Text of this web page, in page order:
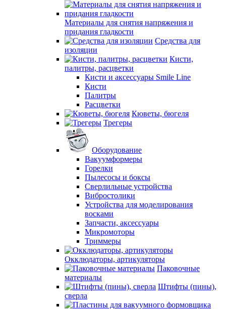
Материалы для снятия напряжения и
придания гладкости
Средства для
изоляции
Кисти,
палитры, расцветки
Кисти и аксессуары Smile Line
Кисти
Палитры
Расцветки
Кюветы, бюгеля
Трегеры
Оборудование
Вакуумформеры
Горелки
Пылесосы и боксы
Сверлильные устройства
Вибростолики
Устройства для моделирования
восками
Запчасти, аксессуары
Микромоторы
Триммеры
Окклюдаторы, артикуляторы
Паковочные
материалы
Штифты (пины),
сверла